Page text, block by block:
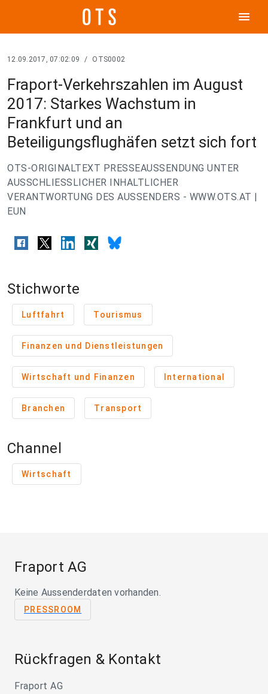
menu
12.09.2017, 07:02:09 / OTS0002
Fraport-Verkehrszahlen im August
2017: Starkes Wachstum in
Frankfurt und an
Beteiligungsflughäfen setzt sich fort
OTS-ORIGINALTEXT PRESSEAUSSENDUNG UNTER
AUSSCHLIESSLICHER INHALTLICHER
VERANTWORTUNG DES AUSSENDERS - WWW.OTS.AT |
EUN
Stichworte
Luftfahrt Tourismus
Finanzen und Dienstleistungen
Wirtschaft und Finanzen International
Branchen Transport
Channel
Wirtschaft
Fraport AG
Keine Aussenderdaten vorhanden.
PRESSROOM
Rückfragen & Kontakt
Fraport AG